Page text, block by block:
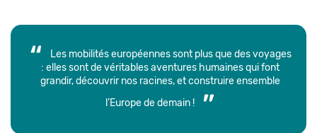
Les mobilités européennes sont plus que des voyages
: elles sont de véritables aventures humaines qui font
grandir, découvrir nos racines, et construire ensemble
l’Europe de demain !